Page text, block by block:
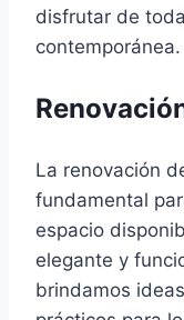
disfrutar de
contemporánea.
La renovación
fundamental
espacio
elegante y
brindamos